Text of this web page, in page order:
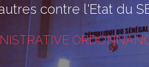
contre l'Etat du